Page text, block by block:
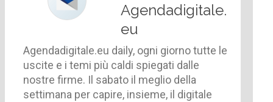
Agendadigitale.
eu
Agendadigitale.eu daily, ogni giorno tutte le
uscite e i temi più caldi spiegati dalle
nostre firme. Il sabato il meglio della
settimana per capire, insieme, il digitale